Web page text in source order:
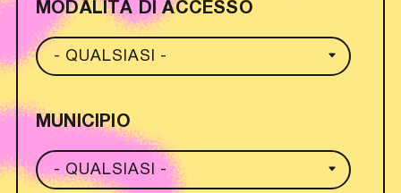
MODALITÀ DI ACCESSO
MUNICIPIO